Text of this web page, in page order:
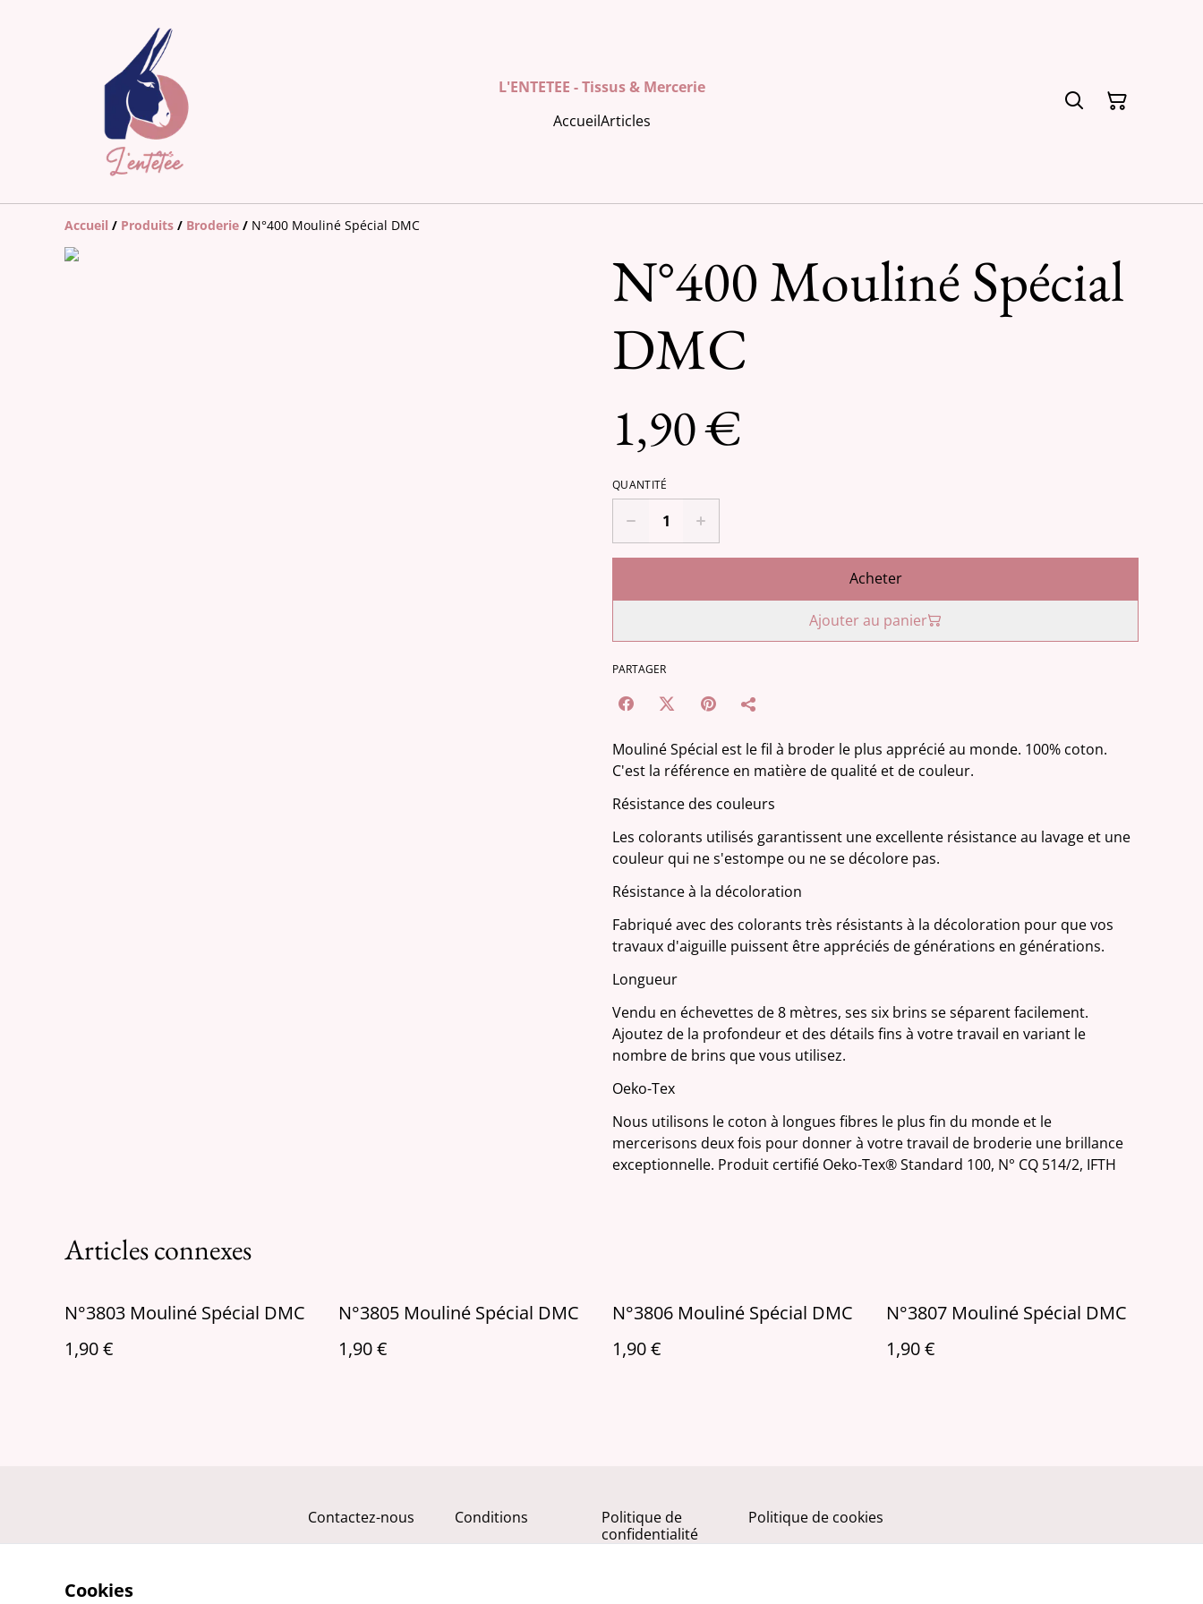
L'ENTETEE - Tissus & Mercerie
AccueilArticles
Accueil / Produits / Broderie / N°400 Mouliné Spécial DMC
N°400 Mouliné Spécial
DMC
1,90 €
QUANTITÉ
Acheter
Ajouter au panier
PARTAGER
Mouliné Spécial est le fil à broder le plus apprécié au monde. 100% coton.
C'est la référence en matière de qualité et de couleur.
Résistance des couleurs
Les colorants utilisés garantissent une excellente résistance au lavage et une
couleur qui ne s'estompe ou ne se décolore pas.
Résistance à la décoloration
Fabriqué avec des colorants très résistants à la décoloration pour que vos
travaux d'aiguille puissent être appréciés de générations en générations.
Longueur
Vendu en échevettes de 8 mètres, ses six brins se séparent facilement.
Ajoutez de la profondeur et des détails fins à votre travail en variant le
nombre de brins que vous utilisez.
Oeko-Tex
Nous utilisons le coton à longues fibres le plus fin du monde et le
mercerisons deux fois pour donner à votre travail de broderie une brillance
exceptionnelle. Produit certifié Oeko-Tex® Standard 100, N° CQ 514/2, IFTH
Articles connexes
N°3803 Mouliné Spécial DMC
1,90 €
N°3805 Mouliné Spécial DMC
1,90 €
N°3806 Mouliné Spécial DMC
1,90 €
N°3807 Mouliné Spécial DMC
1,90 €
Contactez-nous Conditions
Politique de
confidentialité
Politique de cookies
Cookies